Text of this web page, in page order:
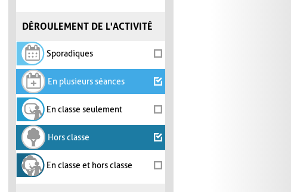
DÉROULEMENT DE L'ACTIVITÉ
Sporadiques
En plusieurs séances
En classe seulement
Hors classe
En classe et hors classe